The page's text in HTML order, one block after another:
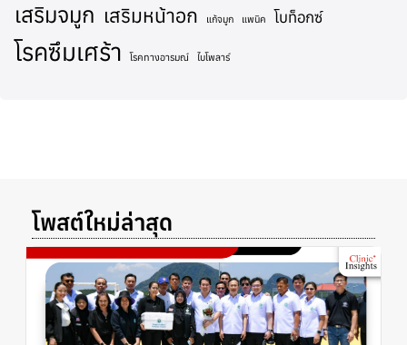
เสริมจมูก เสริมหน้าอก แก้จมูก แพนิค โบท็อกซ์
โรคซึมเศร้า โรคทางอารมณ์ ไบโพลาร์
โพสต์ใหม่ล่าสุด